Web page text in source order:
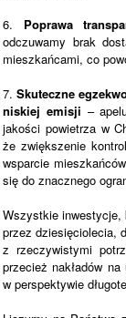
6. Poprawa
odczuwamy brak
mieszkańcami, co
7.Skuteczne
niskiej emisji –
jakości powietrza w
że zwiększenie
wsparcie
się do znacznego
Wszystkie inwestycje,
przez dziesięciolecia,
z rzeczywistymi
przecież nakładów
w perspektywie